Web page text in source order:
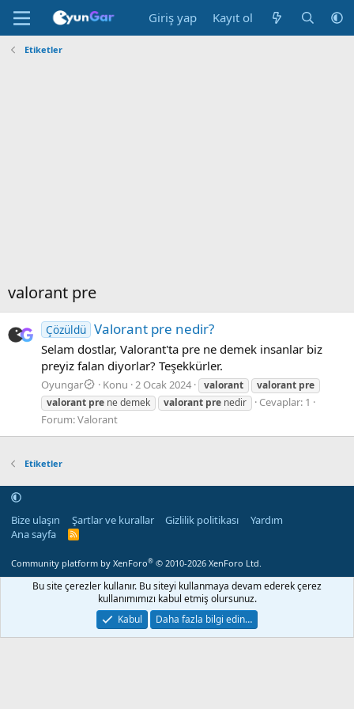
Giriş yap Kayıt ol
Etiketler
valorant pre
Çözüldü Valorant pre nedir?
Selam dostlar, Valorant'ta pre ne demek insanlar biz
preyiz falan diyorlar? Teşekkürler.
Oyungar Konu 2 Ocak 2024 valorant valorant pre
valorant pre ne demek valorant pre nedir
Cevaplar: 1
Forum:Valorant
Etiketler
Bize ulaşın Şartlar ve kurallar Gizlilik politikası
Yardım
Ana sayfa
R
S
Community platform by XenForo® © 2010-2026 XenForo Ltd.
Bu site çerezler kullanır. Bu siteyi kullanmaya devam ederek çerez
kullanımımızı kabul etmiş olursunuz.
Kabul
Daha fazla bilgi edin…